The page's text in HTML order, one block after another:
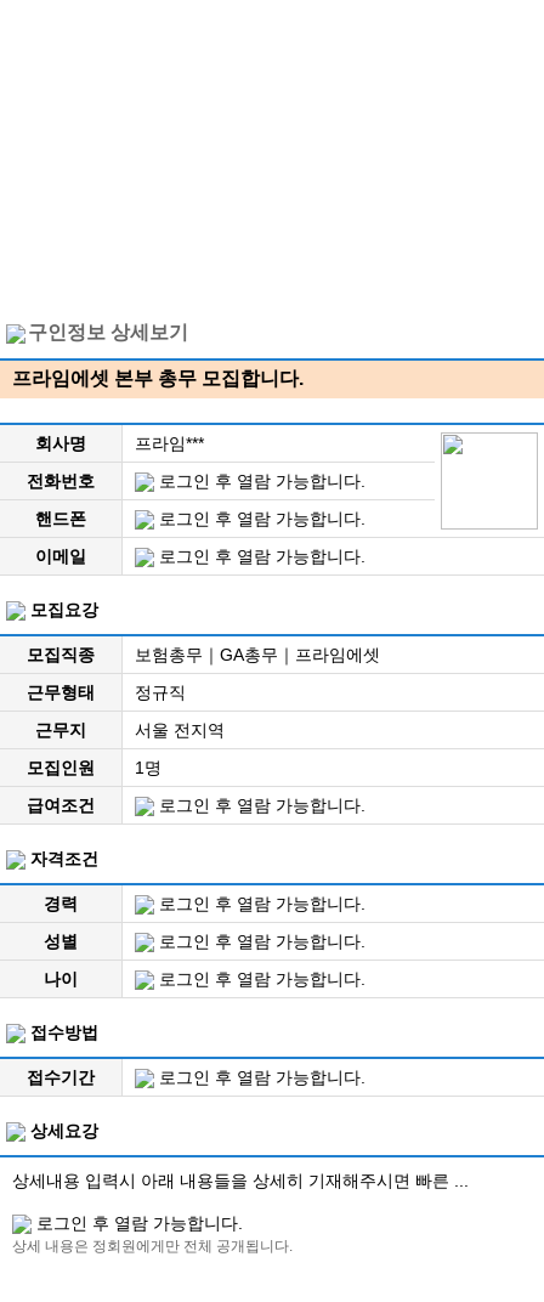
구인정보 상세보기
프라임에셋 본부 총무 모집합니다.
회사명
프라임***
전화번호
로그인 후 열람 가능합니다.
핸드폰
로그인 후 열람 가능합니다.
이메일
로그인 후 열람 가능합니다.
모집요강
모집직종
보험총무｜GA총무｜프라임에셋
근무형태
정규직
근무지
서울 전지역
모집인원
1명
급여조건
로그인 후 열람 가능합니다.
자격조건
경력
로그인 후 열람 가능합니다.
성별
로그인 후 열람 가능합니다.
나이
로그인 후 열람 가능합니다.
접수방법
접수기간 로그인 후 열람 가능합니다.
상세요강
상세내용 입력시 아래 내용들을 상세히 기재해주시면 빠른 ...
로그인 후 열람 가능합니다.
상세 내용은 정회원에게만 전체 공개됩니다.